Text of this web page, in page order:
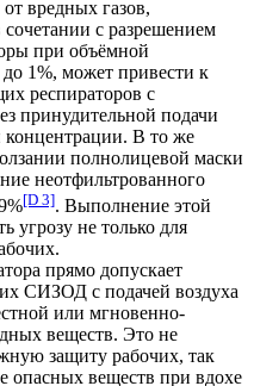
вредных газов,
сочетании с разрешением
при объёмной
1%, может привести к
респираторов с
принудительной подачи
концентрации. В то же
полнолицевой маски
неотфильтрованного
[D 3]. Выполнение этой
угрозу не только для
прямо допускает
СИЗОД с подачей воздуха
или мгновенно-
веществ. Это не
защиту рабочих, так
опасных веществ при вдохе